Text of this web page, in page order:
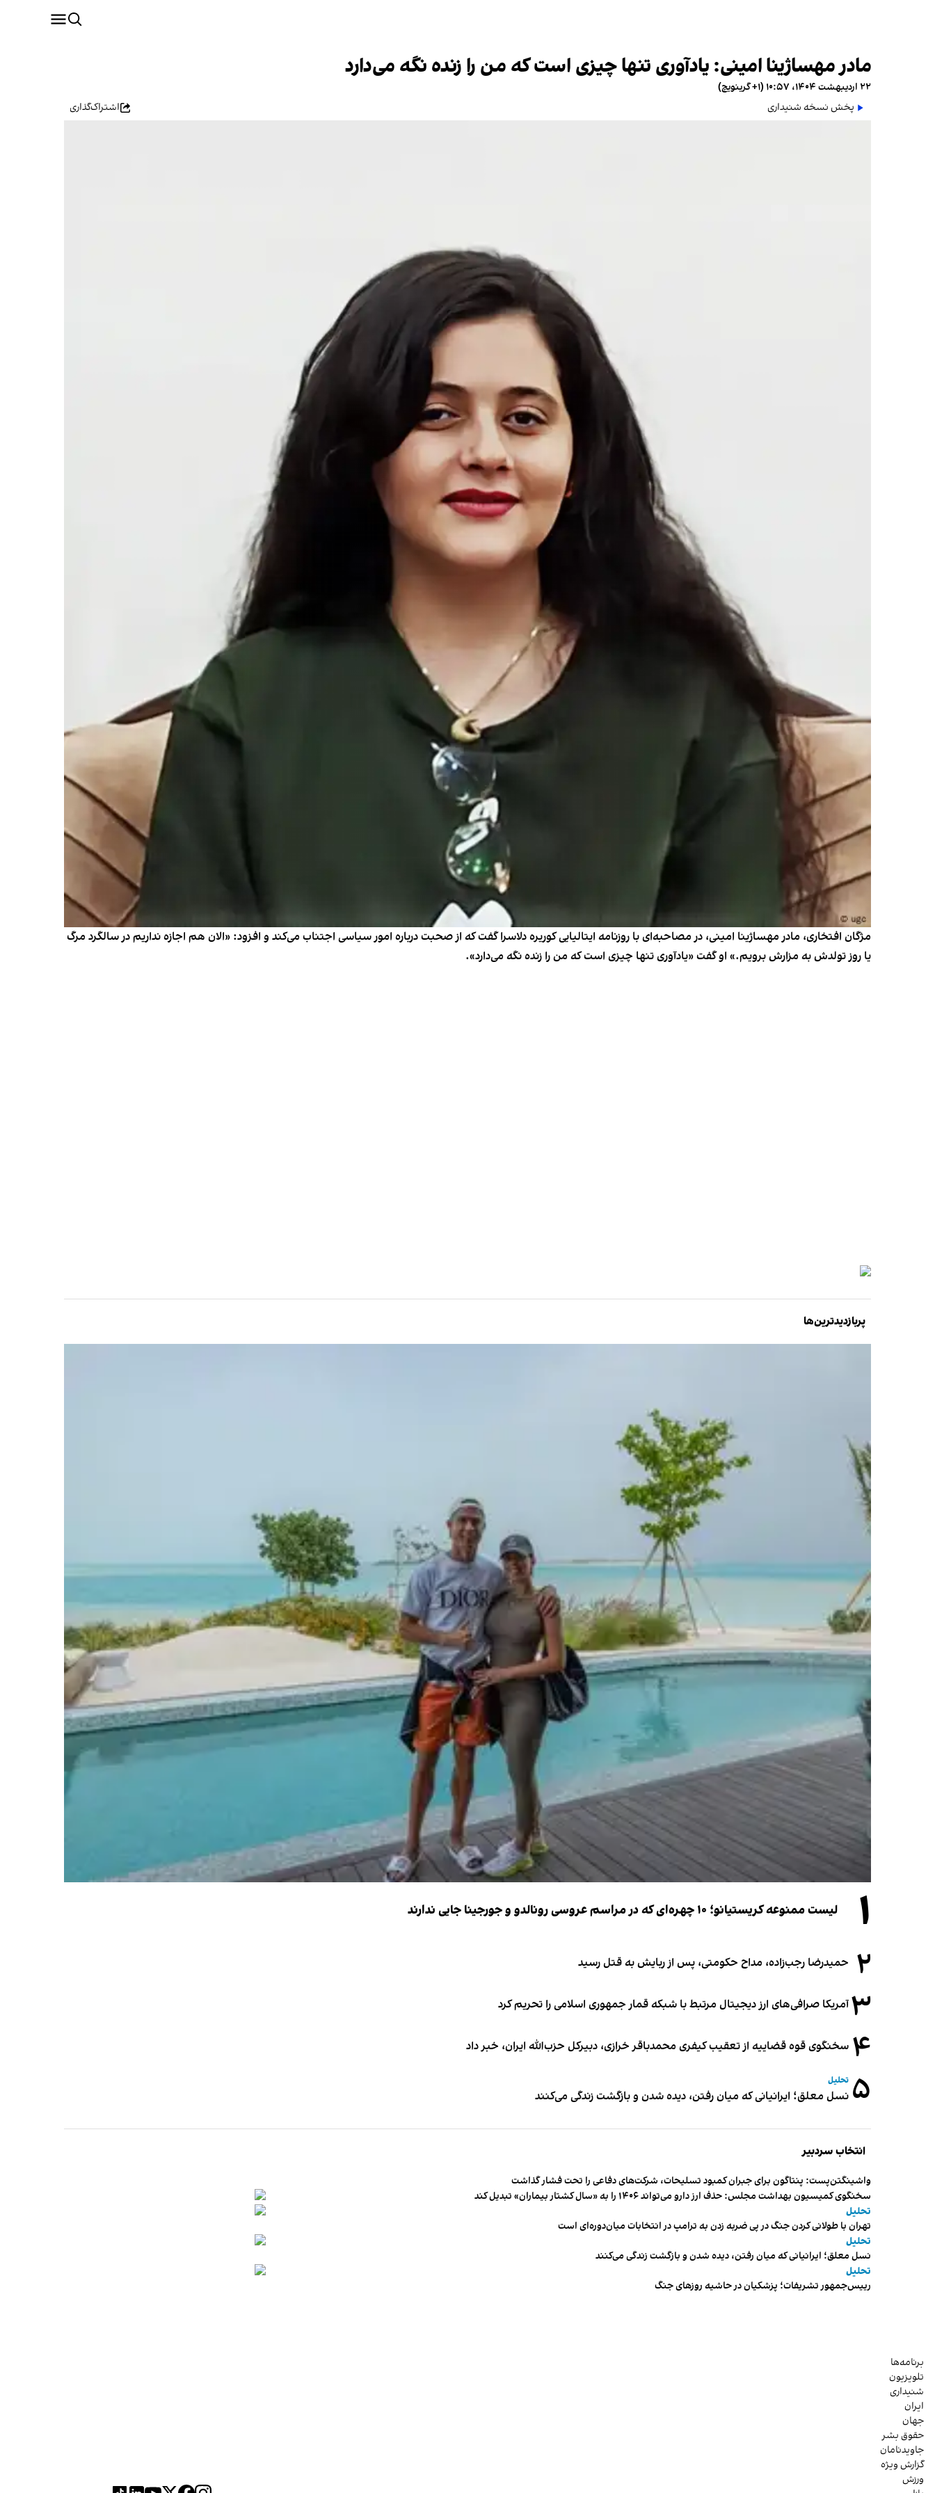
مادر مهساژینا امینی: یادآوری تنها چیزی است که من را زنده نگه می‌دارد
۲۲ اردیبهشت ۱۴۰۴، ۱۰:۵۷ (‎+۱ گرینویچ)
پخش نسخه شنیداری
اشتراک‌گذاری
مژگان افتخاری، مادر مهساژینا امینی، در مصاحبه‌ای با روزنامه ایتالیایی کوریره دلاسرا گفت که از صحبت درباره امور سیاسی اجتناب می‌کند و افزود: «الان هم اجازه نداریم در سالگرد مرگ
یا روز تولدش به مزارش برویم.» او گفت «یادآوری تنها چیزی است که من را زنده نگه می‌دارد».
پربازدیدترین‌ها
۱ لیست ممنوعه کریستیانو؛ ۱۰ چهره‌ای که در مراسم عروسی رونالدو و جورجینا جایی ندارند
۲ حمیدرضا رجب‌زاده، مداح حکومتی، پس از ربایش به قتل رسید
۳آمریکا صرافی‌های ارز دیجیتال مرتبط با شبکه قمار جمهوری اسلامی را تحریم کرد
۴ سخنگوی قوه قضاییه از تعقیب کیفری محمدباقر خرازی، دبیر‌کل حزب‌الله ایران، خبر داد
۵ تحلیل
نسل معلق؛ ایرانیانی که میان رفتن، دیده شدن و بازگشت زندگی می‌کنند
انتخاب سردبیر
واشینگتن‌پست: پنتاگون برای جبران کمبود تسلیحات، شرکت‌های دفاعی را تحت فشار گذاشت
سخنگوی کمیسیون بهداشت مجلس: حذف ارز دارو می‌تواند ۱۴۰۶ را به «سال کشتار بیماران» تبدیل کند
تحلیل
تهران با طولانی کردن جنگ در پی ضربه زدن به ترامپ در انتخابات میان‌دوره‌ای است
تحلیل
نسل معلق؛ ایرانیانی که میان رفتن، دیده شدن و بازگشت زندگی می‌کنند
تحلیل
رییس‌جمهور تشریفات؛ پزشکیان در حاشیه روزهای جنگ
برنامه‌ها
تلویزیون
شنیداری
ایران
جهان
حقوق بشر
جاویدنامان
گزارش ویژه
ورزش